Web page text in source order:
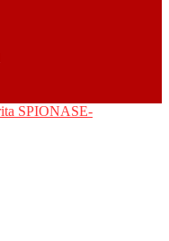
SPIONASE-